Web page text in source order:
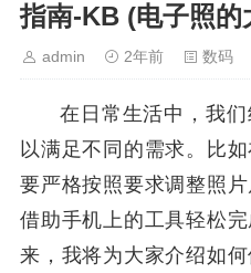
指南-KB (电子照的
admin 2年前 数码
在日常生活中，我
以满足不同的需求。比
要严格按照要求调整照
借助手机上的工具轻松
来，我将为大家介绍如